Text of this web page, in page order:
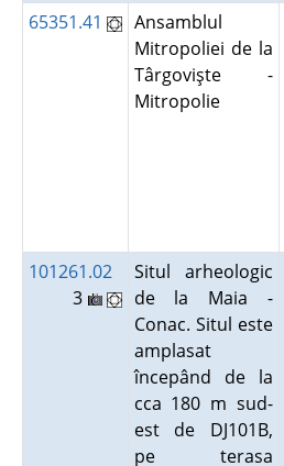
65351.41
Ansamblul
Mitropoliei de la
Târgovişte -
Mitropolie
101261.02
3
Situl arheologic
de la Maia -
Conac. Situl este
amplasat
începând de la
cca 180 m sud-
est de DJ101B,
pe terasa